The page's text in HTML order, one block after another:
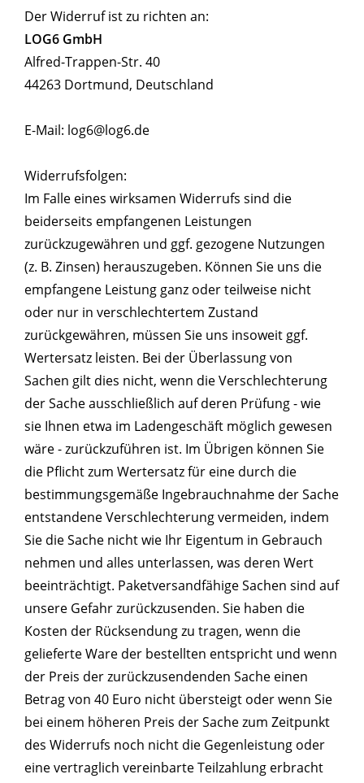
Der Widerruf ist zu richten an:
LOG6 GmbH
Alfred-Trappen-Str. 40
44263 Dortmund, Deutschland
E-Mail: log6@log6.de
Widerrufsfolgen:
Im Falle eines wirksamen Widerrufs sind die
beiderseits empfangenen Leistungen
zurückzugewähren und ggf. gezogene Nutzungen
(z. B. Zinsen) herauszugeben. Können Sie uns die
empfangene Leistung ganz oder teilweise nicht
oder nur in verschlechtertem Zustand
zurückgewähren, müssen Sie uns insoweit ggf.
Wertersatz leisten. Bei der Überlassung von
Sachen gilt dies nicht, wenn die Verschlechterung
der Sache ausschließlich auf deren Prüfung - wie
sie Ihnen etwa im Ladengeschäft möglich gewesen
wäre - zurückzuführen ist. Im Übrigen können Sie
die Pflicht zum Wertersatz für eine durch die
bestimmungsgemäße Ingebrauchnahme der Sache
entstandene Verschlechterung vermeiden, indem
Sie die Sache nicht wie Ihr Eigentum in Gebrauch
nehmen und alles unterlassen, was deren Wert
beeinträchtigt. Paketversandfähige Sachen sind auf
unsere Gefahr zurückzusenden. Sie haben die
Kosten der Rücksendung zu tragen, wenn die
gelieferte Ware der bestellten entspricht und wenn
der Preis der zurückzusendenden Sache einen
Betrag von 40 Euro nicht übersteigt oder wenn Sie
bei einem höheren Preis der Sache zum Zeitpunkt
des Widerrufs noch nicht die Gegenleistung oder
eine vertraglich vereinbarte Teilzahlung erbracht